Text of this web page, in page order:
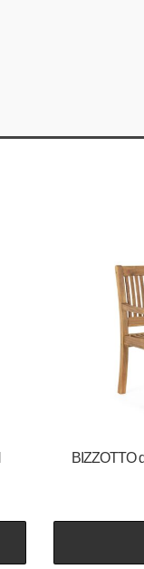
BIZZOTTO